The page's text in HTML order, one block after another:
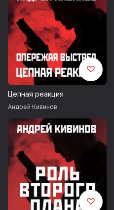
Цепная реакция
Андрей Кивинов